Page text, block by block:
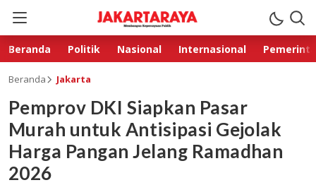
Beranda Politik Nasional Internasional
Beranda Jakarta
Pemprov DKI Siapkan Pasar
Murah untuk Antisipasi Gejolak
Harga Pangan Jelang Ramadhan
2026